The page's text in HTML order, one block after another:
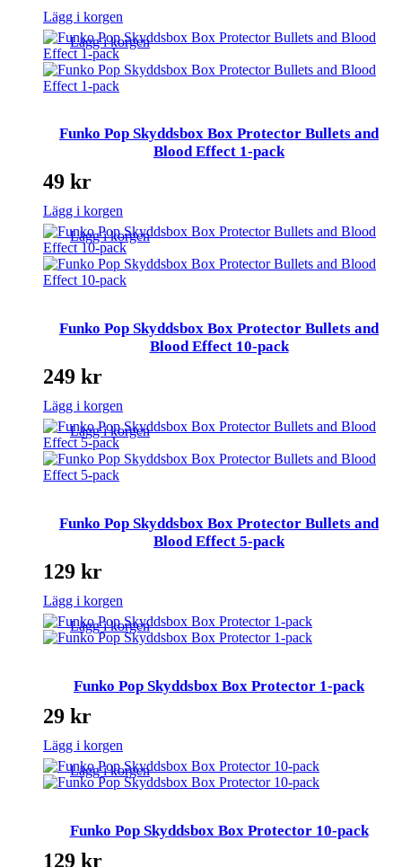
Lägg i korgen
Lägg i korgen
Funko Pop Skyddsbox Box Protector Bullets and
Blood Effect 1-pack
49 kr
Lägg i korgen
Lägg i korgen
Funko Pop Skyddsbox Box Protector Bullets and
Blood Effect 10-pack
249 kr
Lägg i korgen
Lägg i korgen
Funko Pop Skyddsbox Box Protector Bullets and
Blood Effect 5-pack
129 kr
Lägg i korgen
Lägg i korgen
Funko Pop Skyddsbox Box Protector 1-pack
29 kr
Lägg i korgen
Lägg i korgen
Funko Pop Skyddsbox Box Protector 10-pack
129 kr